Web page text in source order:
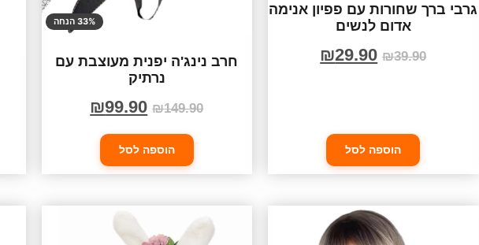
גרבי ברך שחורות עם פפיון אנימה
אדום לנשים
₪39.90
₪29.90
הוספה לסל
33% הנחה
חרב נינג'ה יפנית מעוצבת עם
נרתיק
₪149.90
₪99.90
הוספה לסל